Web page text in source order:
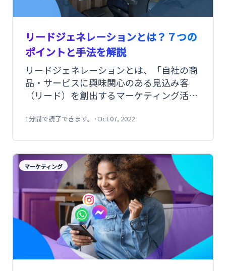
リードジェネレーションとは？７つの
ポイントと手法を解説
リードジェネレーションとは、「自社の商
品・サービスに興味関心のある見込み客
（リード）を創出するマーケティング活
が、ただたくさん集めれば良いというわけ
ことが大切です。 今回は、リードジェネレ
ーションの意味や、リードジェネレーショ
ンの手法、成功のポイントをご紹介しま
す。
1分間で読了できます。 · Oct 07, 2022
マーケティング